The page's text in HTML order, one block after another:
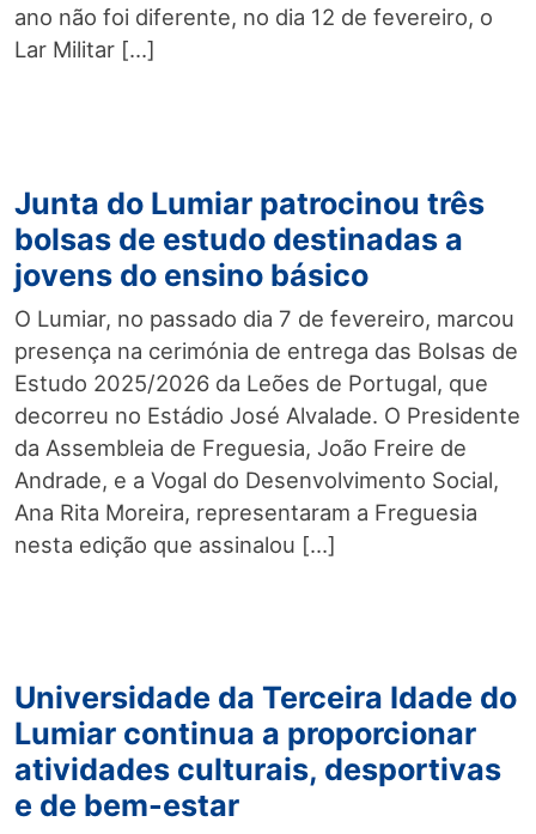
ano não foi diferente, no dia 12 de fevereiro, o
Lar Militar […]
Junta do Lumiar patrocinou três
bolsas de estudo destinadas a
jovens do ensino básico
O Lumiar, no passado dia 7 de fevereiro, marcou
presença na cerimónia de entrega das Bolsas de
Estudo 2025/2026 da Leões de Portugal, que
decorreu no Estádio José Alvalade. O Presidente
da Assembleia de Freguesia, João Freire de
Andrade, e a Vogal do Desenvolvimento Social,
Ana Rita Moreira, representaram a Freguesia
nesta edição que assinalou […]
Universidade da Terceira Idade do
Lumiar continua a proporcionar
atividades culturais, desportivas
e de bem-estar